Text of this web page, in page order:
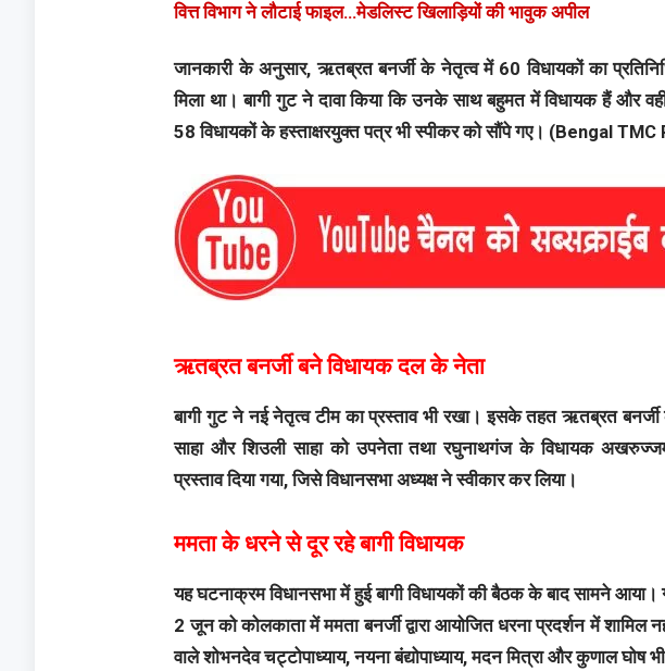
वित्त विभाग ने लौटाई फाइल…मेडलिस्ट खिलाड़ियों की भावुक अपील
जानकारी के अनुसार, ऋतब्रत बनर्जी के नेतृत्व में 60 विधायकों का
मिला था। बागी गुट ने दावा किया कि उनके साथ बहुमत में विधायक हैं और
58 विधायकों के हस्ताक्षरयुक्त पत्र भी स्पीकर को सौंपे गए। (Bengal
ऋतब्रत बनर्जी बने विधायक दल के नेता
बागी गुट ने नई नेतृत्व टीम का प्रस्ताव भी रखा। इसके तहत ऋतब्रत
साहा और शिउली साहा को उपनेता तथा रघुनाथगंज के विधायक
प्रस्ताव दिया गया, जिसे विधानसभा अध्यक्ष ने स्वीकार कर लिया।
ममता के धरने से दूर रहे बागी विधायक
यह घटनाक्रम विधानसभा में हुई बागी विधायकों की बैठक के बाद सामने
2 जून को कोलकाता में ममता बनर्जी द्वारा आयोजित धरना प्रदर्शन में
वाले शोभनदेव चट्टोपाध्याय, नयना बंद्योपाध्याय, मदन मित्रा और कुणाल घोष